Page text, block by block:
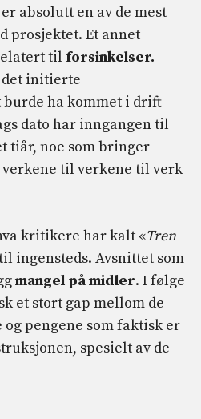
absolutt en av de mest
prosjektet. Et annet
til forsinkelser.
det initierte
burde ha kommet i drift
dato har inngangen til
tiår, noe som bringer
til verkene til verk
kritikere har kalt «Tren
ingensteds. Avsnittet som
mangel på midler. I følge
et stort gap mellom de
pengene som faktisk er
spesielt av de